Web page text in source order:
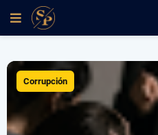
Corrupción